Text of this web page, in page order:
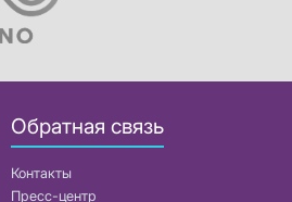
Обратная связь
Контакты
Пресс-центр